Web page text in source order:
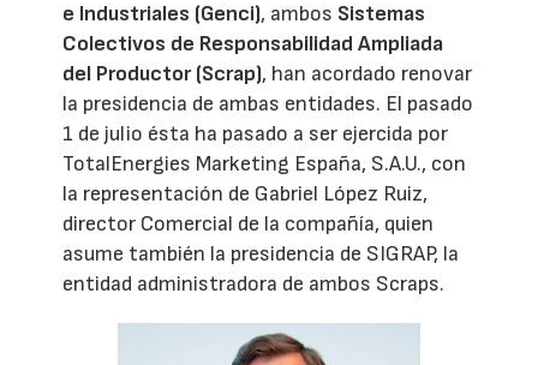
e Industriales (Genci), ambos Sistemas
Colectivos de Responsabilidad Ampliada
del Productor (Scrap), han acordado renovar
la presidencia de ambas entidades. El pasado
1 de julio ésta ha pasado a ser ejercida por
TotalEnergies Marketing España, S.A.U., con
la representación de Gabriel López Ruiz,
director Comercial de la compañía, quien
asume también la presidencia de SIGRAP, la
entidad administradora de ambos Scraps.